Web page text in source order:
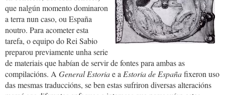
que nalgún momento dominaron
a terra nun caso, ou España
noutro. Para acometer esta
tarefa, o equipo do Rei Sabio
preparou previamente unha serie
de materiais que habían de servir de fontes para ambas as
compilacións. A General Estoriae a Estoria de Españafixeron uso
das mesmas traduccións, se ben estas sufriron diversas alteracións